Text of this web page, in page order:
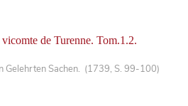
de Turenne. Tom.1.2.
Gelehrten Sachen. (1739, S. 99-100)